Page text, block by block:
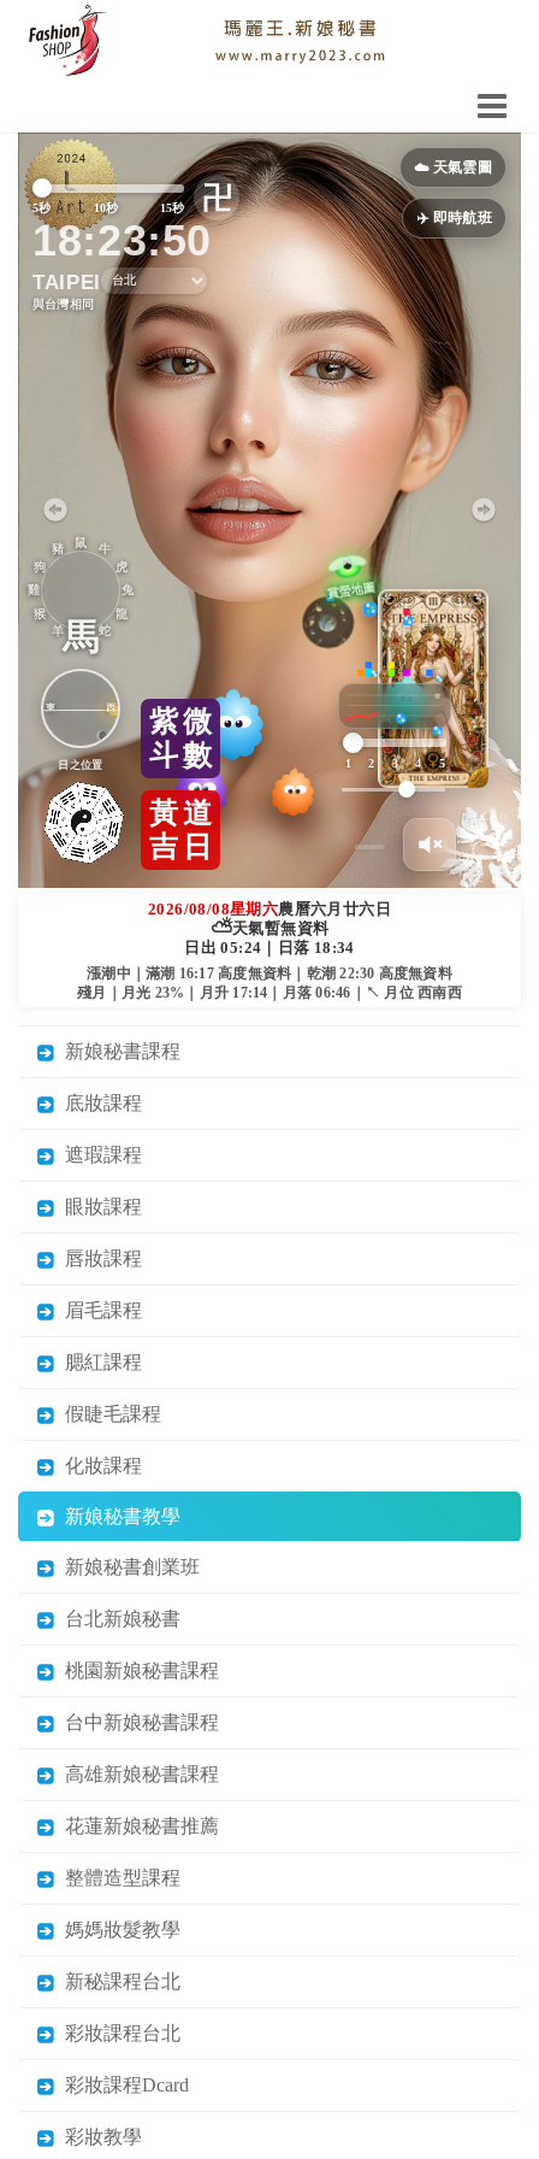
☁️ 天氣雲圖
✈️ 即時航班
紫微
斗數
黃道
吉 日
1 2 3 4 5
5秒 10秒 15秒 卍
18:23:51
TAIPEI
與台灣相同
鼠
牛
虎
兔
龍
蛇
馬
羊
猴
雞
狗
豬
東 西
日之位置
Previous Next
2026/08/08星期六農曆六月廿六日
⛅天氣暫無資料
日出 05:24｜日落 18:34
漲潮中｜滿潮 16:17 高度無資料｜乾潮 22:30 高度無資料
殘月｜月光 23%｜月升 17:14｜月落 06:46｜↖ 月位 西南西
新娘秘書課程
底妝課程
遮瑕課程
眼妝課程
唇妝課程
眉毛課程
腮紅課程
假睫毛課程
化妝課程
新娘秘書教學
新娘秘書創業班
台北新娘秘書
桃園新娘秘書課程
台中新娘秘書課程
高雄新娘秘書課程
花蓮新娘秘書推薦
整體造型課程
媽媽妝髮教學
新秘課程台北
彩妝課程台北
彩妝課程Dcard
彩妝教學